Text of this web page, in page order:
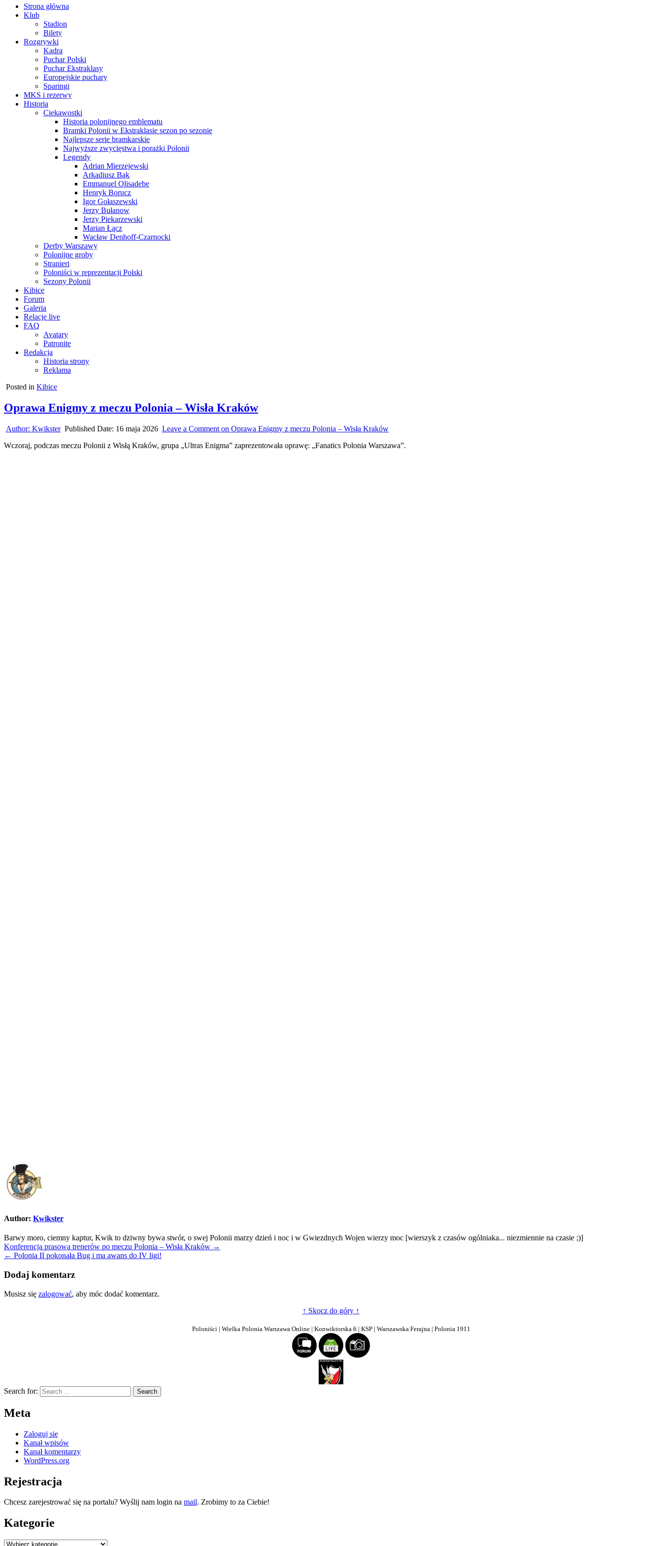
Strona główna
Klub
Stadion
Bilety
Rozgrywki
Kadra
Puchar Polski
Puchar Ekstraklasy
Europejskie puchary
Sparingi
MKS i rezerwy
Historia
Ciekawostki
Historia polonijnego emblematu
Bramki Polonii w Ekstraklasie sezon po sezonie
Najlepsze serie bramkarskie
Najwyższe zwycięstwa i porażki Polonii
Legendy
Adrian Mierzejewski
Arkadiusz Bąk
Emmanuel Olisadebe
Henryk Borucz
Igor Gołaszewski
Jerzy Bułanow
Jerzy Piekarzewski
Marian Łącz
Wacław Denhoff-Czarnocki
Derby Warszawy
Polonijne groby
Stranieri
Poloniści w reprezentacji Polski
Sezony Polonii
Kibice
Forum
Galeria
Relacje live
FAQ
Avatary
Patronite
Redakcja
Historia strony
Reklama
Posted in Kibice
Oprawa Enigmy z meczu Polonia – Wisła Kraków
Author: Kwikster Published Date: 16 maja 2026 Leave a Comment on Oprawa Enigmy z meczu Polonia – Wisła Kraków
Wczoraj, podczas meczu Polonii z Wisłą Kraków, grupa „Ultras Enigma” zaprezentowała oprawę: „Fanatics Polonia Warszawa”.
Author: Kwikster
Barwy moro, ciemny kaptur, Kwik to dziwny bywa stwór, o swej Polonii marzy dzień i noc i w Gwiezdnych Wojen wierzy moc [wierszyk z czasów ogólniaka... niezmiennie na czasie ;)]
Nawigacja
wpisu
Konferencja prasowa trenerów po meczu Polonia – Wisła Kraków →
← Polonia II pokonała Bug i ma awans do IV ligi!
Dodaj komentarz
Musisz się zalogować, aby móc dodać komentarz.
↑ Skocz do góry ↑
Poloniści | Wielka Polonia Warszawa Online | Konwiktorska 6 | KSP | Warszawska Ferajna | Polonia 1911
Search for:
Meta
Zaloguj się
Kanał wpisów
Kanał komentarzy
WordPress.org
Rejestracja
Chcesz zarejestrować się na portalu? Wyślij nam login na mail. Zrobimy to za Ciebie!
Kategorie
Kategorie